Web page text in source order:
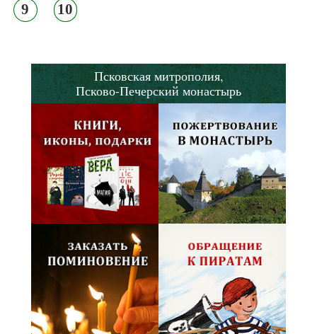
9 10
Псковская митрополия,
Псково-Печерский монастырь